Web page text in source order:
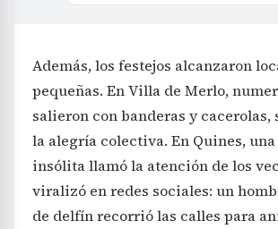
Además, los festejos alcanzaron
pequeñas. En Villa de Merlo,
salieron con banderas y cacerolas,
la alegría colectiva. En Quines, una
insólita llamó la atención de los
viralizó en redes sociales: un
de delfín recorrió las calles para